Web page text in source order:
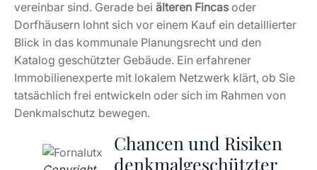
Copyright
© Pixabay
Chancen und Risiken
denkmalgeschützter
Immobilien im
Überblick
Denkmalgeschützte Immobilien auf Mallorca bieten im
gehobenen Segment ein Spannungsfeld aus
erheblichem Wertpotenzial und strukturellen
Herausforderungen. In Premiumlagen historischer